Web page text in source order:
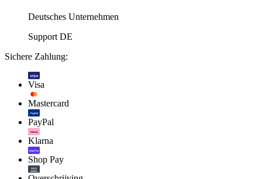
Deutsches Unternehmen
Support DE
Sichere Zahlung:
VISA
Visa
Mastercard
PayPal
PayPal
Klarna.
Klarna
shop Pay
Shop Pay